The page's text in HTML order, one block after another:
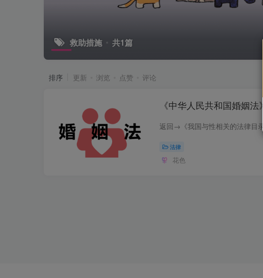
救助措施 共1篇
排序 更新 浏览 点赞 评论
《中华人民共和国婚姻法》
法律
花色